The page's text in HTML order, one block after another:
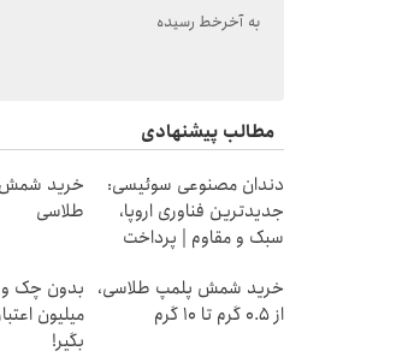
به آخرخط رسیده
مطالب پیشنهادی
دندان مصنوعی سوئیسی:
جدیدترین فناوری اروپا،
سبک و مقاوم | پرداخت
طلاسی
خرید شمش پلمپ طلاسی،
از ۰.۵ گرم تا ۱۰ گرم
میلیون
بگیر!